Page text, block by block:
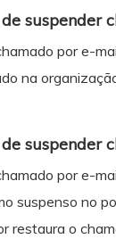
suspender
por e-
na
suspender
por e-
suspenso no
restaura o